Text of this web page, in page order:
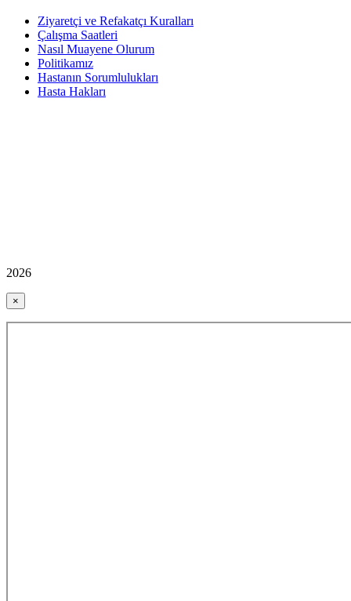
Ziyaretçi ve Refakatçı Kuralları
Çalışma Saatleri
Nasıl Muayene Olurum
Politikamız
Hastanın Sorumlulukları
Hasta Hakları
2026
×